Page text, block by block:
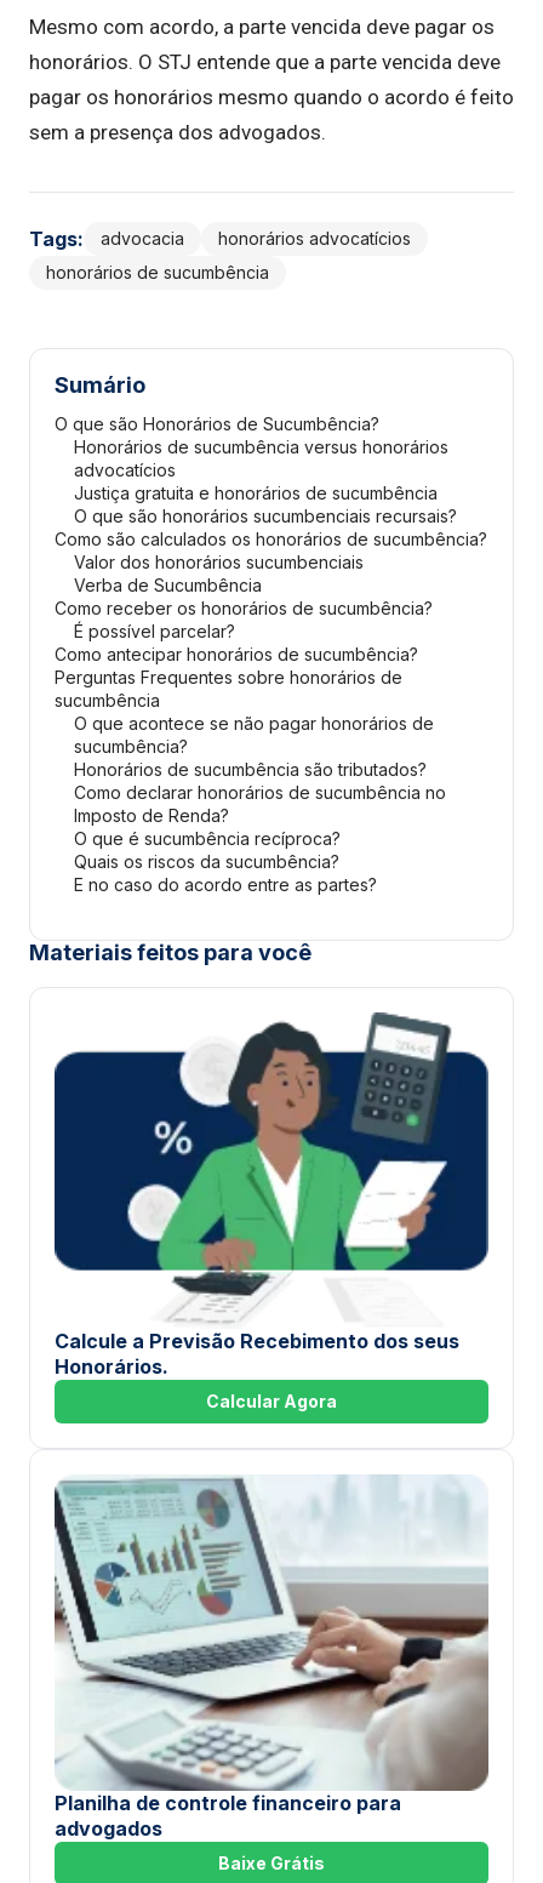
Mesmo com acordo, a parte vencida deve pagar os
honorários. O STJ entende que a parte vencida deve
pagar os honorários mesmo quando o acordo é feito
sem a presença dos advogados.
Tags: advocacia
honorários advocatícios
honorários de sucumbência
Sumário
O que são Honorários de Sucumbência?
Honorários de sucumbência versus honorários
advocatícios
Justiça gratuita e honorários de sucumbência
O que são honorários sucumbenciais recursais?
Como são calculados os honorários de sucumbência?
Valor dos honorários sucumbenciais
Verba de Sucumbência
Como receber os honorários de sucumbência?
É possível parcelar?
Como antecipar honorários de sucumbência?
Perguntas Frequentes sobre honorários de
sucumbência
O que acontece se não pagar honorários de
sucumbência?
Honorários de sucumbência são tributados?
Como declarar honorários de sucumbência no
Imposto de Renda?
O que é sucumbência recíproca?
Quais os riscos da sucumbência?
E no caso do acordo entre as partes?
Materiais feitos para você
Calcule a Previsão Recebimento dos seus
Honorários.
Calcular Agora
Planilha de controle financeiro para
advogados
Baixe Grátis